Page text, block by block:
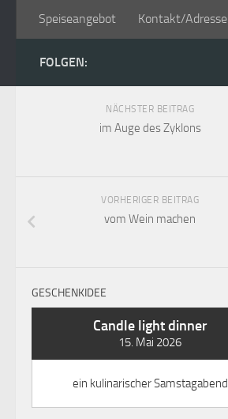
Speiseangebot Kontakt/Adresse
FOLGEN:
NÄCHSTER BEITRAG
im Auge des Zyklons
VORHERIGER BEITRAG
vom Wein machen
GESCHENKIDEE
Candle light dinner
15. Mai 2026
ein kulinarischer Samstagabend